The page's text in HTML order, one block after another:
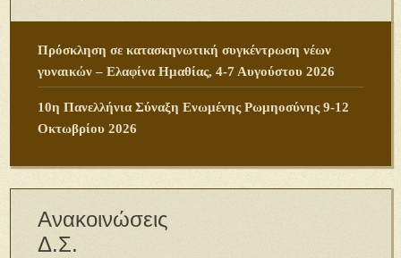
Πρόσκληση σε κατασκηνωτική συγκέντρωση νέων
γυναικών – Ελαφίνα Ημαθίας, 4-7 Αυγούστου 2026
10η Πανελλήνια Σύναξη Ενωμένης Ρωμηοσύνης 9-12
Οκτωβρίου 2026
Ανακοινώσεις
Δ.Σ.